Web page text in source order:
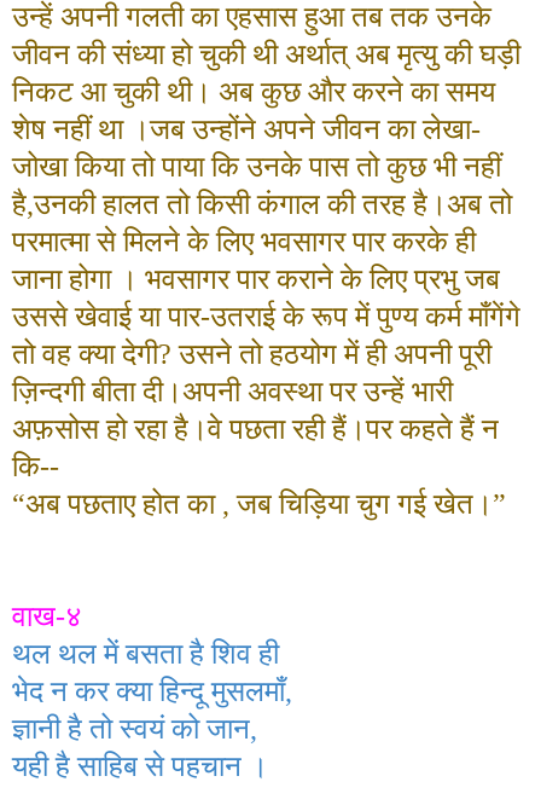
उन्हें अपनी गलती का एहसास हुआ तब तक उनके
जीवन की संध्या हो चुकी थी अर्थात् अब मृत्यु की घड़ी
निकट आ चुकी थी। अब कुछ और करने का समय
शेष नहीं था ।जब उन्होंने अपने जीवन का लेखा-
जोखा किया तो पाया कि उनके पास तो कुछ भी नहीं
है,उनकी हालत तो किसी कंगाल की तरह है।अब तो
परमात्मा से मिलने के लिए भवसागर पार करके ही
जाना होगा । भवसागर पार कराने के लिए प्रभु जब
उससे खेवाई या पार-उतराई के रूप में पुण्य कर्म माँगेंगे
तो वह क्या देगी?उसने तो हठयोग में ही अपनी पूरी
ज़िन्दगी बीता दी।अपनी अवस्था पर उन्हें भारी
अफ़सोस हो रहा है।वे पछता रही हैं।पर कहते हैं न
कि--
“अब पछताए होत का ,जब चिड़िया चुग गई खेत।”
वाख-४
थल थल में बसता है शिव ही
भेद न कर क्या हिन्दू मुसलमाँ,
ज्ञानी है तो स्वयं को जान,
यही है साहिब से पहचान ।